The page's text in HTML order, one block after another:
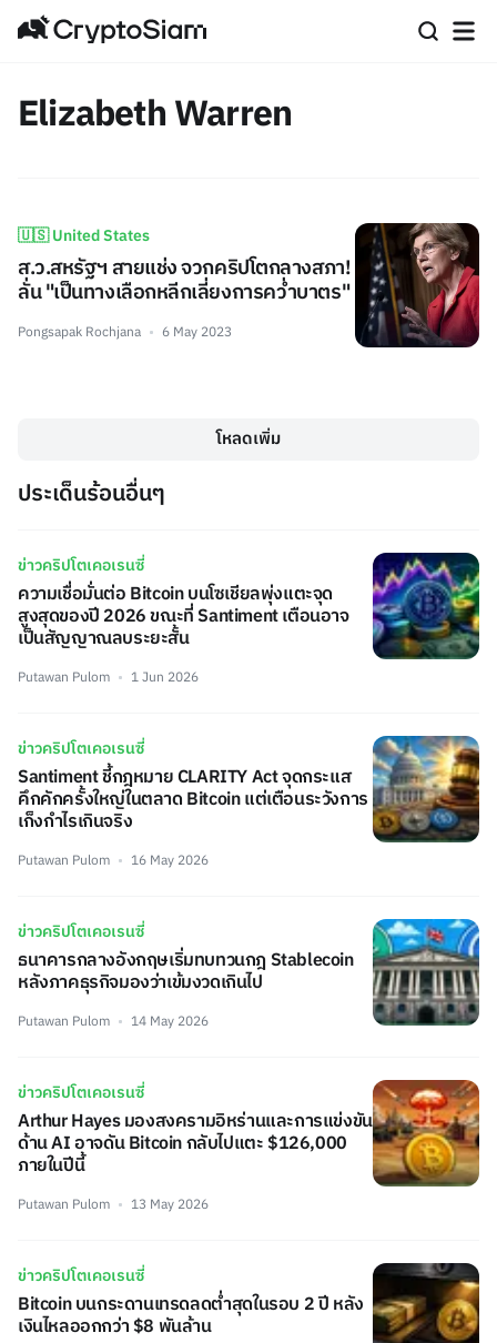
Elizabeth Warren
🇺🇸 United States
ส.ว.สหรัฐฯ สายแช่ง จวกคริปโตกลางสภา!
ลั่น "เป็นทางเลือกหลีกเลี่ยงการคว่ำบาตร"
Pongsapak Rochjana 6 May 2023
โหลดเพิ่ม
ประเด็นร้อนอื่นๆ
ข่าวคริปโตเคอเรนซี่
ความเชื่อมั่นต่อ Bitcoin บนโซเชียลพุ่งแตะจุด
สูงสุดของปี 2026 ขณะที่ Santiment เตือนอาจ
เป็นสัญญาณลบระยะสั้น
Putawan Pulom 1 Jun 2026
ข่าวคริปโตเคอเรนซี่
Santiment ชี้กฎหมาย CLARITY Act จุดกระแส
คึกคักครั้งใหญ่ในตลาด Bitcoin แต่เตือนระวังการ
เก็งกำไรเกินจริง
Putawan Pulom 16 May 2026
ข่าวคริปโตเคอเรนซี่
ธนาคารกลางอังกฤษเริ่มทบทวนกฎ Stablecoin
หลังภาคธุรกิจมองว่าเข้มงวดเกินไป
Putawan Pulom 14 May 2026
ข่าวคริปโตเคอเรนซี่
Arthur Hayes มองสงครามอิหร่านและการแข่งขัน
ด้าน AI อาจดัน Bitcoin กลับไปแตะ $126,000
ภายในปีนี้
Putawan Pulom 13 May 2026
ข่าวคริปโตเคอเรนซี่
Bitcoin บนกระดานเทรดลดต่ำสุดในรอบ 2 ปี หลัง
เงินไหลออกกว่า $8 พันล้าน